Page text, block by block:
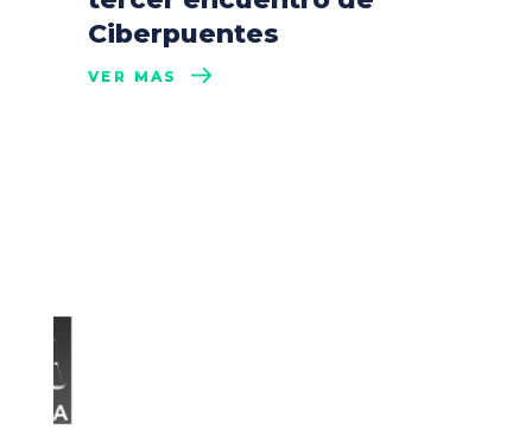
Ciberpuentes
VER MÁS